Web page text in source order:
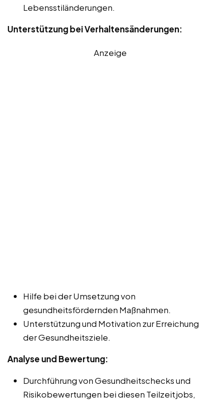
Lebensstiländerungen.
Unterstützung bei Verhaltensänderungen:
Anzeige
Hilfe bei der Umsetzung von
gesundheitsfördernden Maßnahmen.
Unterstützung und Motivation zur Erreichung
der Gesundheitsziele.
Analyse und Bewertung:
Durchführung von Gesundheitschecks und
Risikobewertungen bei diesen Teilzeitjobs,